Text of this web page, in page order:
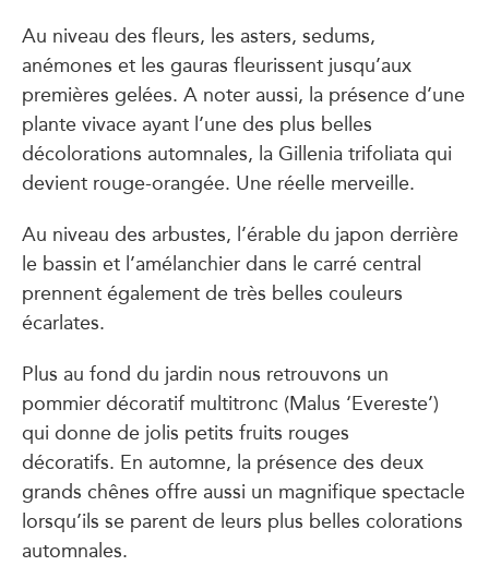
Au niveau des fleurs, les asters, sedums,
anémones et les gauras fleurissent jusqu’aux
premières gelées. A noter aussi, la présence d’une
plante vivace ayant l’une des plus belles
décolorations automnales, la Gillenia trifoliata qui
devient rouge-orangée. Une réelle merveille.
Au niveau des arbustes, l’érable du japon derrière
le bassin et l’amélanchier dans le carré central
prennent également de très belles couleurs
écarlates.
Plus au fond du jardin nous retrouvons un
pommier décoratif multitronc (Malus ‘Evereste’)
qui donne de jolis petits fruits rouges
décoratifs. En automne, la présence des deux
grands chênes offre aussi un magnifique spectacle
lorsqu’ils se parent de leurs plus belles colorations
automnales.